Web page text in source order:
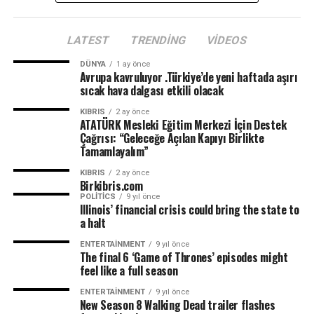
ulaşım sektörlerinin yanında, ticaret, turizm, enerji,
eğitim ve kültürel konularda iş birliğini güçlendirerek
sürdürdüklerini belirterek “Ülkemizin Doğu Akdeniz’deki
enerji arama ve sondaj çalışmalarındaki yeni
müjdelerimizle iş birliği imkanlarımızın daha da
gelişeceğini vurgulamak isterim.” diye konuştu.
Bakan Canaltay da konuşmasında Türkiye’nin her zaman
için tüm dünyaya açılan kapıları olduğunu söyledi.
Bakanlık olarak Türkiye ile ilişkileri geliştirerek daha da
güçlendirmek için çalışmalarına devam ettiklerini
anlatan Canaltay, “Anavatan Türkiye’nin KKTC’de bir
çok projesi vardır. Bunların hayat bulması, hızlanması ve
daha bir çok projede el ele yürüyebilmemiz için Sayın
Bakanımızın gösterdiği desteğe ve işbirliğine tekrardan
teşekkür ediyorum.” dedi.
LATEST TRENDING VIDEOS
DÜNYA 1 ay önce
Avrupa kavruluyor .Türkiye’de yeni haftada aşırı
sıcak hava dalgası etkili olacak
KIBRIS 2 ay önce
ATATÜRK Mesleki Eğitim Merkezi İçin Destek
Çağrısı: “Geleceğe Açılan Kapıyı Birlikte
Tamamlayalım”
KIBRIS 2 ay önce
Birkibris.com
POLITICS 9 yıl önce
Illinois’ financial crisis could bring the state to
a halt
ENTERTAINMENT 9 yıl önce
The final 6 ‘Game of Thrones’ episodes might
feel like a full season
ENTERTAINMENT 9 yıl önce
New Season 8 Walking Dead trailer flashes